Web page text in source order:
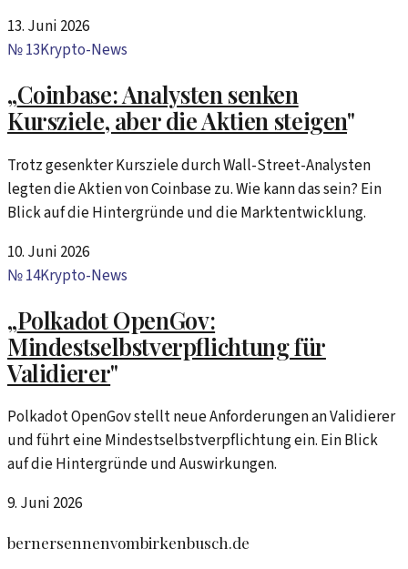
13. Juni 2026
№13Krypto-News
„Coinbase: Analysten senken
Kursziele, aber die Aktien steigen"
Trotz gesenkter Kursziele durch Wall-Street-Analysten
legten die Aktien von Coinbase zu. Wie kann das sein? Ein
Blick auf die Hintergründe und die Marktentwicklung.
10. Juni 2026
№14Krypto-News
„Polkadot OpenGov:
Mindestselbstverpflichtung für
Validierer"
Polkadot OpenGov stellt neue Anforderungen an Validierer
und führt eine Mindestselbstverpflichtung ein. Ein Blick
auf die Hintergründe und Auswirkungen.
9. Juni 2026
bernersennenvombirkenbusch.de